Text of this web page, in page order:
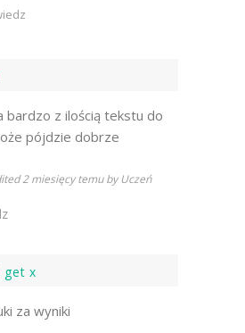
bardzo z ilością tekstu do
pójdzie dobrze
2 miesięcy temu by Uczeń
get x
za wyniki